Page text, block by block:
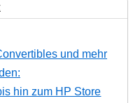
und mehr
hin zum HP Store